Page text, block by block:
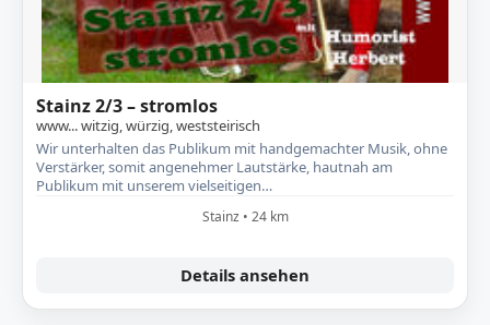
Stainz 2/3 – stromlos
www... witzig, würzig, weststeirisch
Wir unterhalten das Publikum mit handgemachter Musik, ohne
Verstärker, somit angenehmer Lautstärke, hautnah am
Publikum mit unserem vielseitigen…
Stainz • 24 km
Details ansehen